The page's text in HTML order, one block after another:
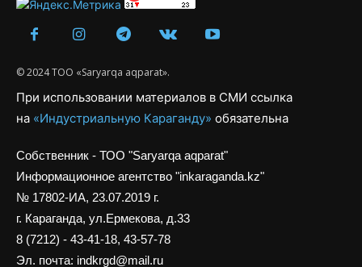
© 2024 ТОО «Saryarqa aqparat».
При использовании материалов в СМИ ссылка
на «Индустриальную Караганду» обязательна
Собственник - ТОО "Saryarqa aqparat"
Информационное агентство "inkaraganda.kz"
№ 17802-ИА, 23.07.2019 г.
г. Караганда, ул.Ермекова, д.33
8 (7212) - 43-41-18, 43-57-78
Эл. почта: indkrgd@mail.ru